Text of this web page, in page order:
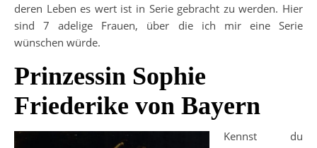
deren Leben es wert ist in Serie gebracht zu werden. Hier
sind 7 adelige Frauen, über die ich mir eine Serie
wünschen würde.
Prinzessin Sophie
Friederike von Bayern
Kennst du